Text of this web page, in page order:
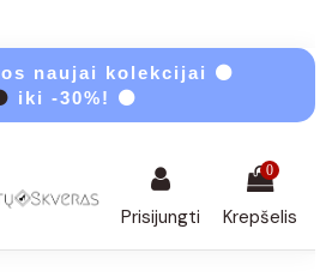
naujai kolekcijai ⚫
iki -30%! ⚫
Prisijungti
0
Krepšelis